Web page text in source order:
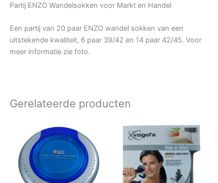
Partij ENZO Wandelsokken voor Markt en Handel
Een partij van 20 paar ENZO wandel sokken van een
uitstekende kwaliteit, 6 paar 39/42 en 14 paar 42/45. Voor
meer informatie zie foto.
Gerelateerde producten